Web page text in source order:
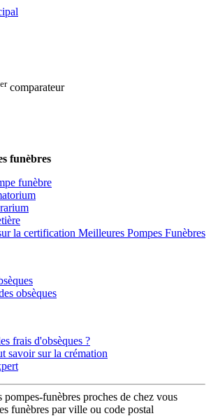
ercomparateur
funèbres
funèbre
la certification Meilleures Pompes Funèbres
obsèques
frais d'obsèques ?
savoir sur la crémation
funèbres proches de chez vous
funèbres par ville ou code postal